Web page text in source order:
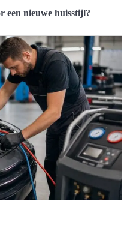
een nieuwe huisstijl?